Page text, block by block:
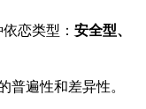
恋类型： 安全型、
普遍性和差异性。